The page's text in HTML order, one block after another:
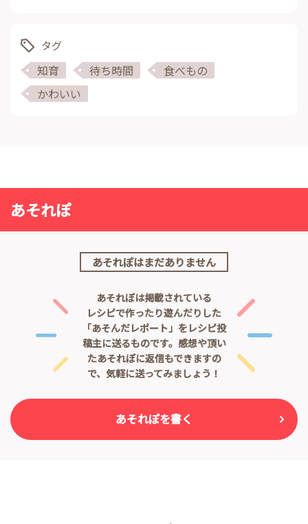
タグ
知育 待ち時間
食べもの
かわいい
あそれぽ
あそれぽはまだありません
あそれぽは掲載されている
レシピで作ったり遊んだりした
「あそんだレポート」をレシピ投
稿主に送るものです。 感想や頂い
たあそれぽに返信もできますの
で、気軽に送ってみましょう！
あそれぽを書く